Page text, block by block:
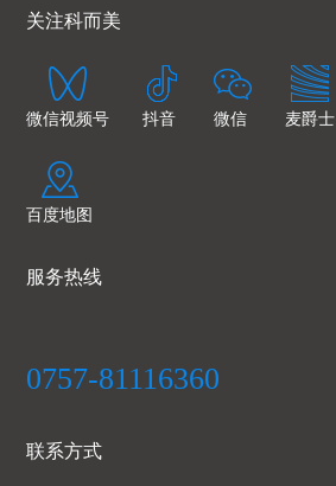
关注科而美
微信视频号 抖音 微信 麦爵士
百度地图
服务热线
0757-81116360
联系方式